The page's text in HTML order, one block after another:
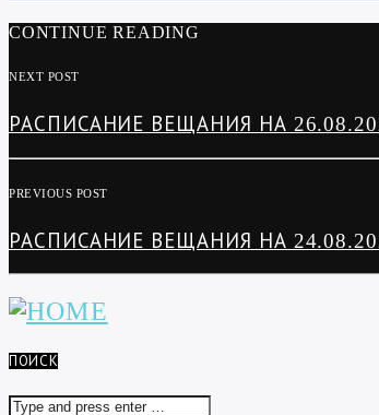
CONTINUE READING
NEXT POST
РАСПИСАНИЕ ВЕЩАНИЯ НА
PREVIOUS POST
РАСПИСАНИЕ ВЕЩАНИЯ НА
ПОИСК